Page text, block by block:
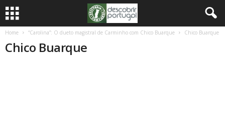
Home “Carolina”: O dueto magistral de Carminho com Chico Buarque Chico Buarque
Chico Buarque